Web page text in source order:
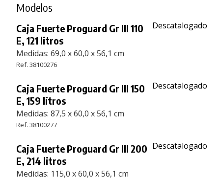
Modelos
Caja Fuerte Proguard Gr III 110
E, 121 litros
Medidas: 69,0 x 60,0 x 56,1 cm
Ref. 38100276
Descatalogado
Caja Fuerte Proguard Gr III 150
E, 159 litros
Medidas: 87,5 x 60,0 x 56,1 cm
Ref. 38100277
Descatalogado
Caja Fuerte Proguard Gr III 200
E, 214 litros
Medidas: 115,0 x 60,0 x 56,1 cm
Descatalogado